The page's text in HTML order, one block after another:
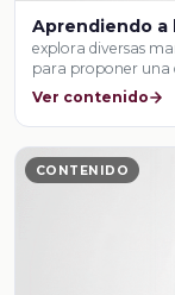
Aprendiendo a
explora diversas
para proponer una
Ver contenido
CONTENIDO